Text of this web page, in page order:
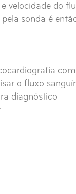
velocidade do
sonda é